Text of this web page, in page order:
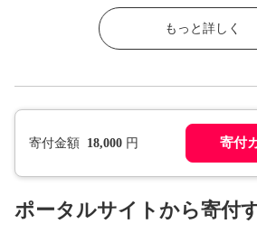
もっと詳しく
寄付金額 18,000 円 寄付
ポータルサイトから寄付